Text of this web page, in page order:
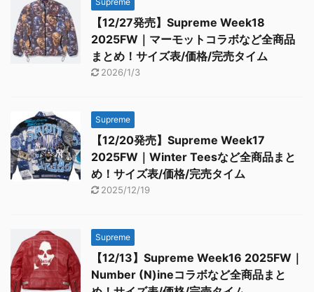
【12/27発売】Supreme Week18
2025FW｜マーモットコラボなど全商品
まとめ！サイズ表/価格/完売タイム
2026/1/3
Supreme
【12/20発売】Supreme Week17
2025FW｜Winter Teesなど全商品まと
め！サイズ表/価格/完売タイム
2025/12/19
Supreme
【12/13】Supreme Week16 2025FW｜
Number (N)ineコラボなど全商品まと